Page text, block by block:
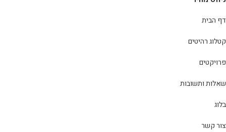
דף הבית
קטלוג רהיטים
פרויקטים
שאלות ותשובות
בלוג
צור קשר